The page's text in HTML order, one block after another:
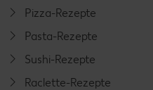
Pizza-Rezepte
Pasta-Rezepte
Sushi-Rezepte
Raclette-Rezepte